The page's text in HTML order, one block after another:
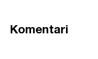
Komentari